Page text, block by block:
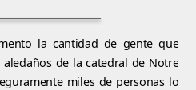
la cantidad de gente que
de la catedral de Notre
miles de personas lo